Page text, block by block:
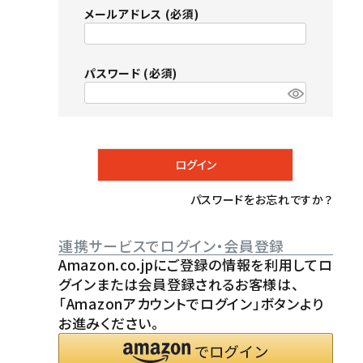
メールアドレス (必須)
パスワード (必須)
ログイン
パスワードをお忘れですか？
連携サービスでログイン・会員登録
Amazon.co.jpにご登録の情報を利用してロ
グインまたは会員登録されるお客様は、
「Amazonアカウントでログイン」ボタンより
お進みください。